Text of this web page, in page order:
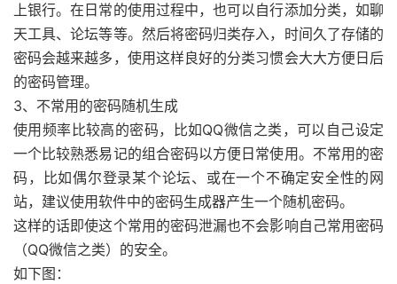
上银行。在日常的使用过程中，也可以自行添加分类，如聊
天工具、论坛等等。然后将密码归类存入，时间久了存储的
密码会越来越多，使用这样良好的分类习惯会大大方便日后
的密码管理。
3、不常用的密码随机生成
使用频率比较高的密码，比如QQ微信之类，可以自己设定
一个比较熟悉易记的组合密码以方便日常使用。不常用的密
码，比如偶尔登录某个论坛、或在一个不确定安全性的网
站，建议使用软件中的密码生成器产生一个随机密码。
这样的话即使这个常用的密码泄漏也不会影响自己常用密码
（QQ微信之类）的安全。
如下图：